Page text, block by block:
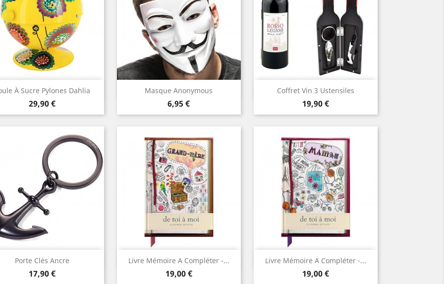
À Sucre Pylones Dahlia
Prix
29,90 €
Aperçu rapide Masque Anonymous
Prix
6,95 €
Aperçu rapide Coffret Vin 3 Ustensiles
Prix
19,90 €
Aperçu rapide
Porte Clés Ancre
Prix
17,90 €
Aperçu rapide Livre Mémoire A Compléter -...
Prix
19,00 €
Aperçu rapide Livre Mémoire A Compléter -...
Prix
19,00 €
Aperçu rapide